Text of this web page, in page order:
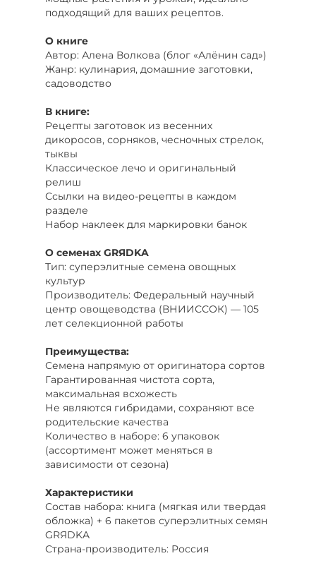
подходящий для ваших рецептов.
О книге
Автор: Алена Волкова (блог «Алёнин сад»)
Жанр: кулинария, домашние заготовки,
садоводство
В книге:
Рецепты заготовок из весенних
дикоросов, сорняков, чесночных стрелок,
тыквы
Классическое лечо и оригинальный
релиш
Ссылки на видео-рецепты в каждом
разделе
Набор наклеек для маркировки банок
О семенах GRЯDKA
Тип: суперэлитные семена овощных
культур
Производитель: Федеральный научный
центр овощеводства (ВНИИССОК) — 105
лет селекционной работы
Преимущества:
Семена напрямую от оригинатора сортов
Гарантированная чистота сорта,
максимальная всхожесть
Не являются гибридами, сохраняют все
родительские качества
Количество в наборе: 6 упаковок
(ассортимент может меняться в
зависимости от сезона)
Характеристики
Состав набора: книга (мягкая или твердая
обложка) + 6 пакетов суперэлитных семян
GRЯDKA
Страна-производитель: Россия